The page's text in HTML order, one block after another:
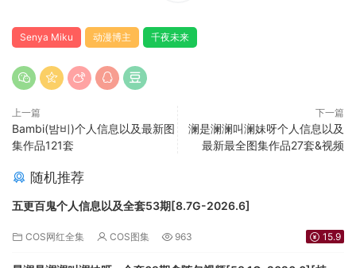
Senya Miku 动漫博主 千夜未来
上一篇
Bambi(밤비)个人信息以及最新图
集作品121套
下一篇
澜是澜澜叫澜妹呀个人信息以及
最新最全图集作品27套&视频
随机推荐
五更百鬼个人信息以及全套53期[8.7G-2026.6]
COS网红全集 COS图集 963 15.9